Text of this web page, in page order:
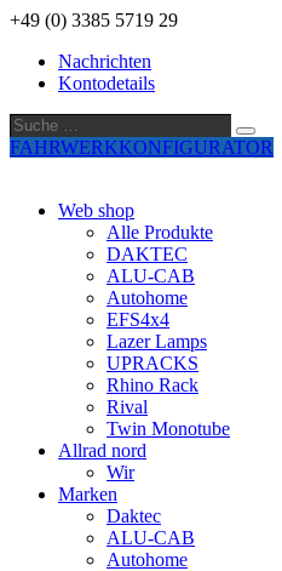
+49 (0) 3385 5719 29
Nachrichten
Kontodetails
Suche
…
Suche
FAHRWERKKONFIGURATOR
Web shop
Alle Produkte
DAKTEC
ALU-CAB
Autohome
EFS4x4
Lazer Lamps
UPRACKS
Rhino Rack
Rival
Twin Monotube
Allrad nord
Wir
Marken
Daktec
ALU-CAB
Autohome